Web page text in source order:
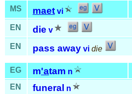
MS maet vi
EN die v
EN
pass away vi die
EG m'atam n
EN funeral n